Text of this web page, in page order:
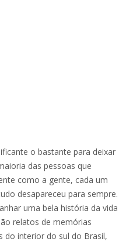
o bastante para deixar
das pessoas que
como a gente, cada um
desapareceu para sempre.
uma bela história da vida
relatos de memórias
do interior do sul do Brasil,